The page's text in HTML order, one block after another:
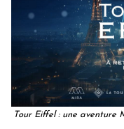
Tour Eiffel : une aventure